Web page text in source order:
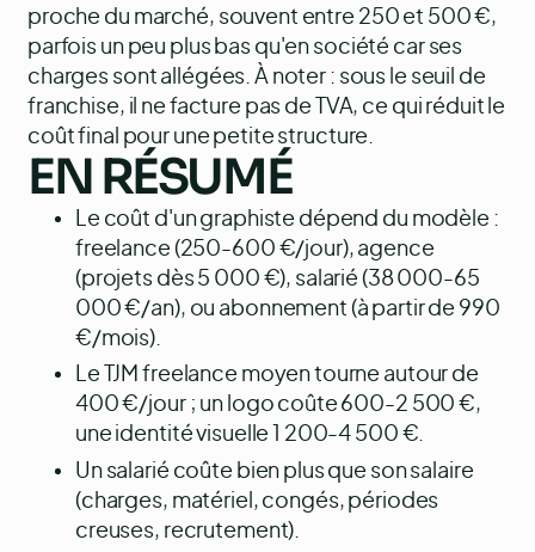
proche du marché, souvent entre 250 et 500 €,
parfois un peu plus bas qu'en société car ses
charges sont allégées. À noter : sous le seuil de
franchise, il ne facture pas de TVA, ce qui réduit le
coût final pour une petite structure.
EN RÉSUMÉ
Le coût d'un graphiste dépend du modèle :
freelance (250-600 €/jour), agence
(projets dès 5 000 €), salarié (38 000-65
000 €/an), ou abonnement (à partir de 990
€/mois).
Le TJM freelance moyen tourne autour de
400 €/jour ; un logo coûte 600-2 500 €,
une identité visuelle 1 200-4 500 €.
Un salarié coûte bien plus que son salaire
(charges, matériel, congés, périodes
creuses, recrutement).